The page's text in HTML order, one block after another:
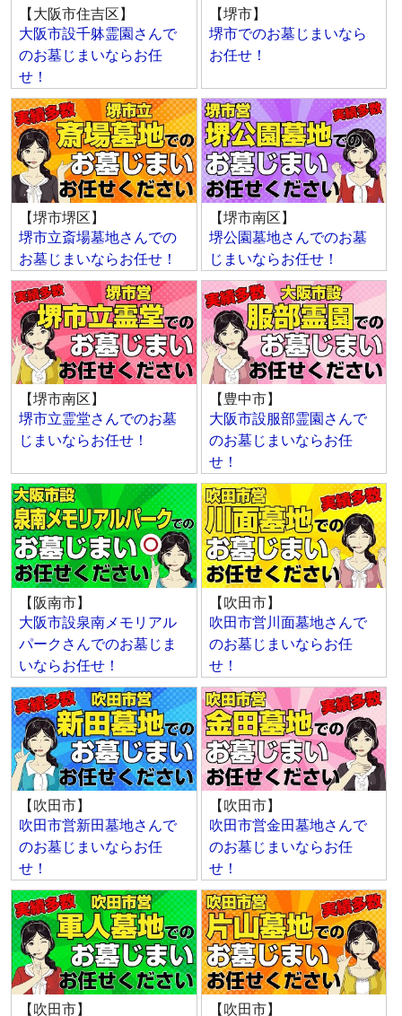
【大阪市住吉区】
大阪市設千躰霊園さんで
のお墓じまいならお任
せ！
【堺市】
堺市でのお墓じまいなら
お任せ！
【堺市堺区】
堺市立斎場墓地さんでの
お墓じまいならお任せ！
【堺市南区】
堺公園墓地さんでのお墓
じまいならお任せ！
【堺市南区】
堺市立霊堂さんでのお墓
じまいならお任せ！
【豊中市】
大阪市設服部霊園さんで
のお墓じまいならお任
せ！
【阪南市】
大阪市設泉南メモリアル
パークさんでのお墓じま
いならお任せ！
【吹田市】
吹田市営川面墓地さんで
のお墓じまいならお任
せ！
【吹田市】
吹田市営新田墓地さんで
のお墓じまいならお任
せ！
【吹田市】
吹田市営金田墓地さんで
のお墓じまいならお任
せ！
【吹田市】
【吹田市】